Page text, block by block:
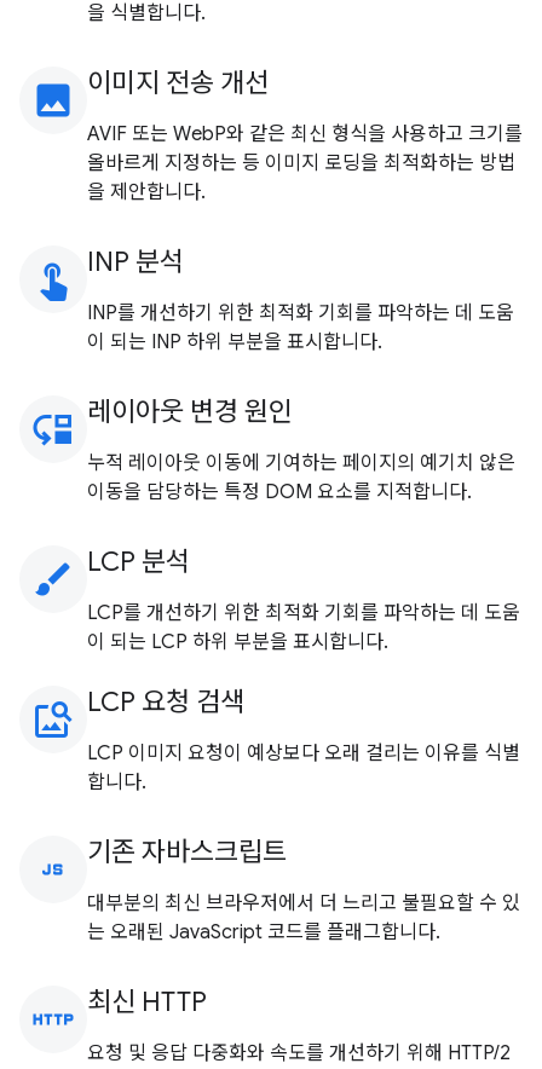
을 식별합니다.
image 이미지 전송 개선
AVIF 또는 WebP와 같은 최신 형식을 사용하고 크기를
올바르게 지정하는 등 이미지 로딩을 최적화하는 방법
을 제안합니다.
touch_app INP 분석
INP를 개선하기 위한 최적화 기회를 파악하는 데 도움
이 되는 INP 하위 부분을 표시합니다.
move_down 레이아웃 변경 원인
누적 레이아웃 이동에 기여하는 페이지의 예기치 않은
이동을 담당하는 특정 DOM 요소를 지적합니다.
brush LCP 분석
LCP를 개선하기 위한 최적화 기회를 파악하는 데 도움
이 되는 LCP 하위 부분을 표시합니다.
image_search LCP 요청 검색
LCP 이미지 요청이 예상보다 오래 걸리는 이유를 식별
합니다.
javascript 기존 자바스크립트
대부분의 최신 브라우저에서 더 느리고 불필요할 수 있
는 오래된 JavaScript 코드를 플래그합니다.
http 최신 HTTP
요청 및 응답 다중화와 속도를 개선하기 위해 HTTP/2